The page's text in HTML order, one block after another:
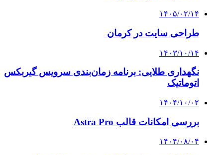
۱۴۰۵/۰۲/۱۴
طراحی سایت در کرمان
۱۴۰۳/۱۰/۱۴
نگهداری طلایی: برنامه زمان‌بندی سرویس گیربکس
اتوماتیک
۱۴۰۴/۱۰/۰۲
بررسی امکانات قالب Astra Pro
۱۴۰۴/۰۸/۰۴